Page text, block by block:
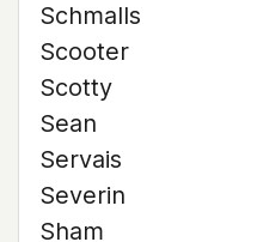
Schmalls
Scooter
Scotty
Sean
Servais
Severin
Sham